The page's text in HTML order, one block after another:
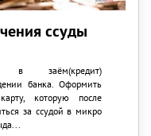
ссуды
в заём(кредит)
банка. Оформить
которую после
за ссудой в микро